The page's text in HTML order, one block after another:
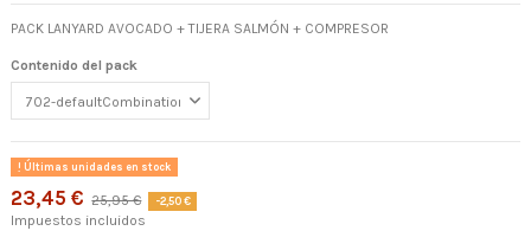
PACK LANYARD AVOCADO + TIJERA SALMÓN + COMPRESOR
Contenido del pack
Últimas unidades en stock
23,45 € 25,95 € -2,50 €
Impuestos incluidos